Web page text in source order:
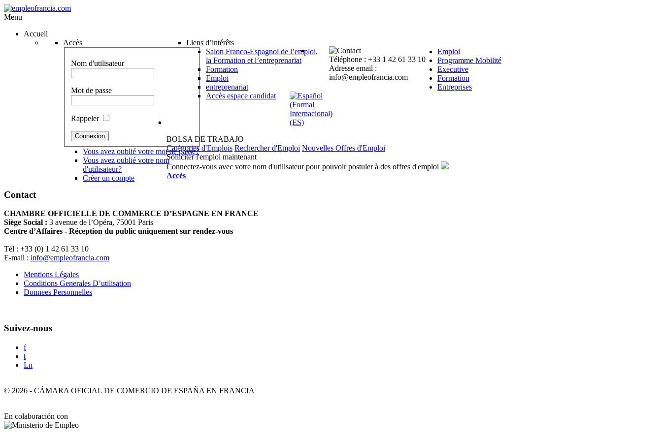
Menu
Accueil
Accès
Nom d'utilisateur
Mot de passe
Rappeler
Vous avez oublié votre mot de passe?
Vous avez oublié votre nom
d'utilisateur?
Créer un compte
Liens d’intérêts
Salon Franco-Espagnol de l’emploi,
la Formation et l’entreprenariat
Formation
Emploi
entreprenariat
Accès espace candidat
Téléphone : +33 1 42 61 33 10
Adresse email :
info@empleofrancia.com
Emploi
Programme Mobilité
Executive
Formation
Entreprises
BOLSA DE TRABAJO
Catégories d'Emplois Rechercher d'Emploi Nouvelles Offres d'Emploi
Solliciter l'emploi maintenant
Connectez-vous avec votre nom d'utilisateur pour pouvoir postuler à des offres d'emploi
Accès
Contact
CHAMBRE OFFICIELLE DE COMMERCE D’ESPAGNE EN FRANCE
Siège Social : 3 avenue de l’Opéra, 75001 Paris
Centre d’Affaires - Réception du public uniquement sur rendez-vous
Tél : +33 (0) 1 42 61 33 10
E-mail : info@empleofrancia.com
Mentions Légales
Conditions Generales D’utilisation
Donnees Personnelles
Suivez-nous
f
t
Ln
© 2026 - CÁMARA OFICIAL DE COMERCIO DE ESPAÑA EN FRANCIA
En colaboración con